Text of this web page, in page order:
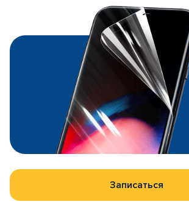
Записаться